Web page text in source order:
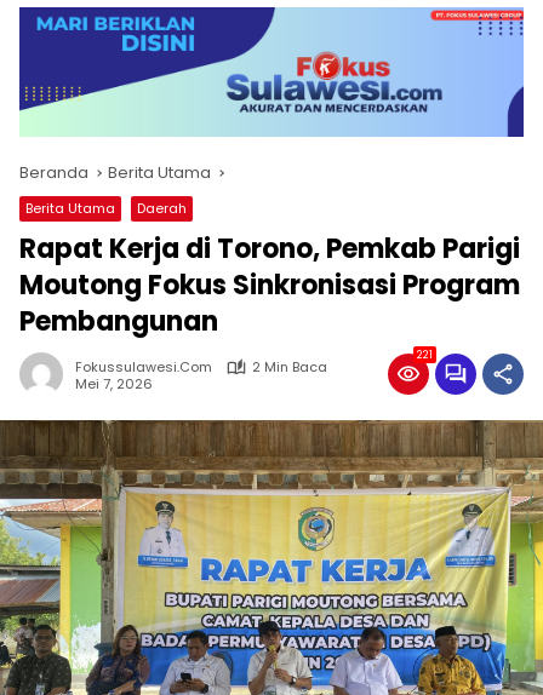
Beranda Berita Utama
Berita Utama Daerah
Rapat Kerja di Torono, Pemkab Parigi
Moutong Fokus Sinkronisasi Program
Pembangunan
Fokussulawesi.com
2 Min Baca
Mei 7, 2026
221